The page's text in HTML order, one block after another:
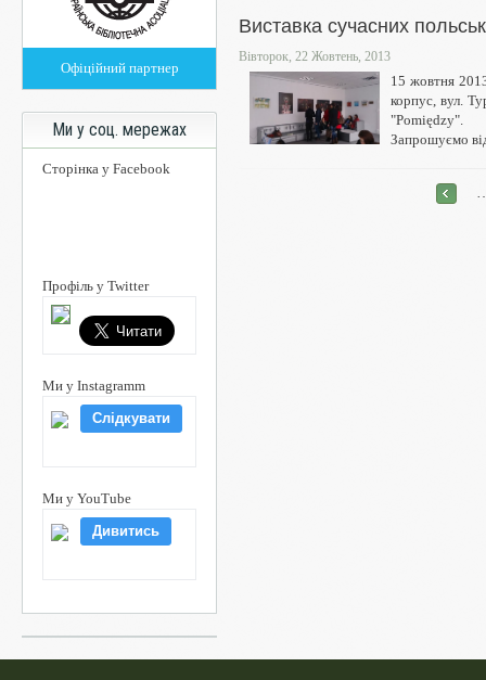
Офіційний партнер
Ми у соц. мережах
Сторінка у Facebook
Профіль у Twitter
Ми у Instagramm
Слідкувати
Ми у YouTube
Дивитись
Виставка сучасних
Вівторок, 22 Жовтень, 2013
15 жовтня
корпус, вул.
"Pomiędzy".
Запрошуємо
<